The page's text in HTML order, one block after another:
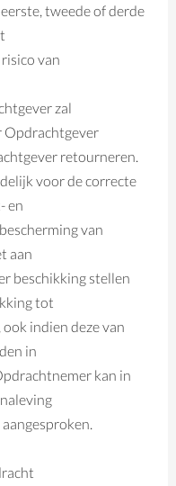
tweede of derde
van
zal
Opdrachtgever
retourneren.
voor de correcte
en
van
aan
beschikking stellen
tot
indien deze van
in
kan in